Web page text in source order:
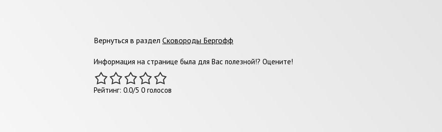
Вернуться в раздел Сковороды Бергофф
Информация на странице была для Вас полезной!? Оцените!
Рейтинг: 0.0/5 0 голосов